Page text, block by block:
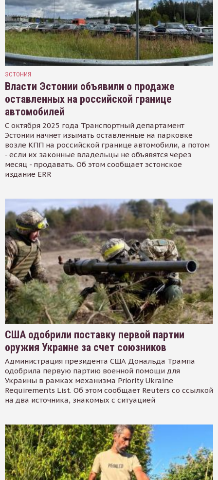
ЭСТОНИЯ
Власти Эстонии объявили о продаже
оставленных на российской границе
автомобилей
С октября 2025 года Транспортный департамент
Эстонии начнет изымать оставленные на парковке
возле КПП на российской границе автомобили, а потом
- если их законные владельцы не объявятся через
месяц - продавать. Об этом сообщает эстонское
издание ERR
США одобрили поставку первой партии
оружия Украине за счет союзников
Администрация президента США Дональда Трампа
одобрила первую партию военной помощи для
Украины в рамках механизма Priority Ukraine
Requirements List. Об этом сообщает Reuters со ссылкой
на два источника, знакомых с ситуацией